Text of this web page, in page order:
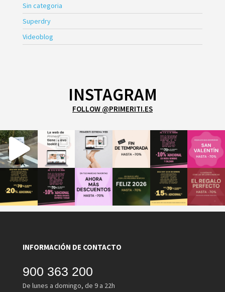
Sin categoria
Superdry
Videoblog
INSTAGRAM
FOLLOW @PRIMERITI.ES
INFORMACIÓN DE CONTACTO
900 363 200
De lunes a domingo, de 9 a 22h